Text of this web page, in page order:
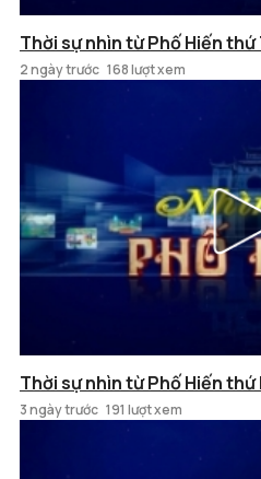
Thời sự nhìn từ Phố Hiến
2 ngày trước 168 lượt xem
Thời sự nhìn từ Phố Hiến
3 ngày trước 191 lượt xem